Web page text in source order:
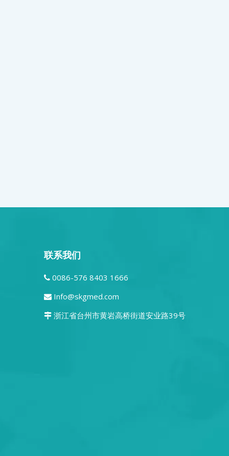
联系我们
 0086-576 8403 1666
 Info@skgmed.com
 浙江省台州市黄岩高桥街道安业路39号